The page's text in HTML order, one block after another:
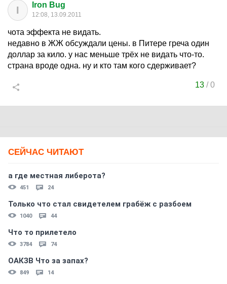
I Iron Bug
12:08, 13.09.2011
чота эффекта не видать.
недавно в ЖЖ обсуждали цены. в Питере греча один
доллар за кило. у нас меньше трёх не видать что-то.
страна вроде одна. ну и кто там кого сдерживает?
13 /0
СЕЙЧАС ЧИТАЮТ
а где местная либерота?
451 24
Только что стал свидетелем грабёж с разбоем
1040 44
Что то прилетело
3784 74
ОАКЗВ Что за запах?
849 14